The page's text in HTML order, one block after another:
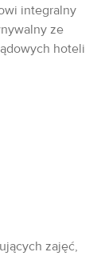
integralny
ze
hoteli
zajęć,